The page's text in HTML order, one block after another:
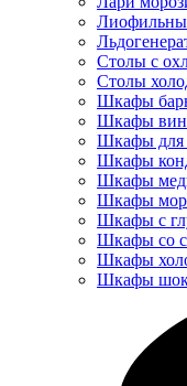
Столы с
Столы
Шкафы
Шкафы
Шкафы для
Шкафы
Шкафы
Шкафы
Шкафы с
Шкафы со
Шкафы
Шкафы